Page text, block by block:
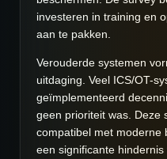
investeren in training en
aan te pakken.
Verouderde systemen
uitdaging. Veel ICS/OT-
geïmplementeerd
geen prioriteit was. Deze
compatibel met moderne
een significante